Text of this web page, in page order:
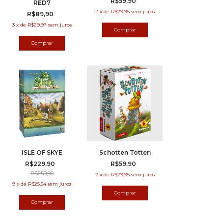
RED7
R$89,90
3 x de R$29,97 sem juros
2 x de R$29,95 sem juros
ISLE OF SKYE
R$229,90
R$259,90
9 x de R$25,54 sem juros
Schotten Totten
R$59,90
2 x de R$29,95 sem juros